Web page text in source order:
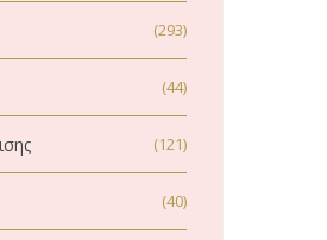
(293)
(44)
(121)
(40)